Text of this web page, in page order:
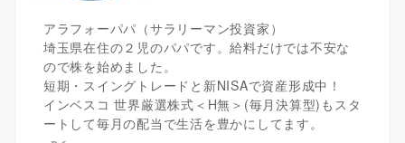
アラフォーパパ（サラリーマン投資家）
埼玉県在住の２児のパパです。給料だけでは不安な
ので株を始めました。
短期・スイングトレードと新NISAで資産形成中！
インベスコ 世界厳選株式＜H無＞(毎月決算型)もスタ
ートして毎月の配当で生活を豊かにしてます。